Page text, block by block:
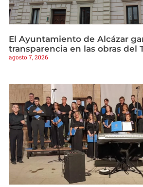
El Ayuntamiento de Alcázar
transparencia en las obras del
agosto 7, 2026